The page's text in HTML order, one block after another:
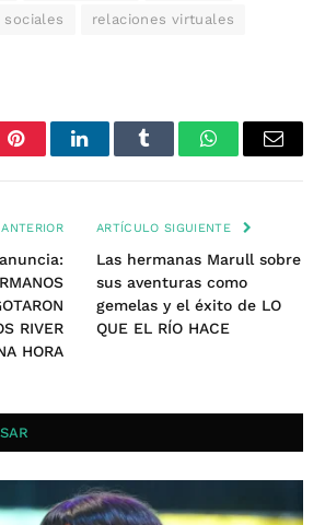
sociales relaciones virtuales
PinterestLinkedInTumblr WhatsAppEmail
RIVER
HORA
ARTÍCULO SIGUIENTE
Las hermanas Marull sobre
sus aventuras como
gemelas y el éxito de LO
QUE EL RÍO HACE